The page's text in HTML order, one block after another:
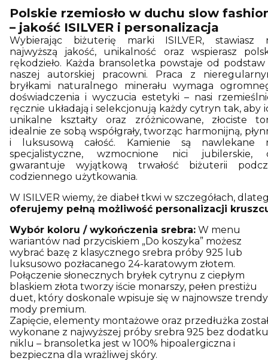
Polskie rzemiosło w duchu slow
– jakość ISILVER i personalizacja
Wybierając biżuterię marki ISILVER, stawiasz
najwyższą jakość, unikalność oraz wspierasz
rękodzieło. Każda bransoletka powstaje od
naszej autorskiej pracowni. Praca z
bryłkami naturalnego minerału wymaga
doświadczenia i wyczucia estetyki – nasi
ręcznie układają i selekcjonują każdy cytryn tak, aby
unikalne kształty oraz zróżnicowane, złociste
idealnie ze sobą współgrały, tworząc harmonijną,
i luksusową całość. Kamienie są nawlekane
specjalistyczne, wzmocnione nici jubilerskie,
gwarantuje wyjątkową trwałość biżuterii
codziennego użytkowania.
W ISILVER wiemy, że diabeł tkwi w szczegółach,
oferujemy pełną możliwość personalizacji
Wybór koloru / wykończenia srebra: W menu
wariantów nad przyciskiem „Do koszyka” możesz
wybrać bazę z klasycznego srebra próby 925 lub
luksusowo pozłacanego 24-karatowym złotem.
Połączenie słonecznych bryłek cytrynu z ciepłym
blaskiem złota tworzy iście monarszy, pełen prestiżu
duet, który doskonale wpisuje się w najnowsze trendy
mody premium.
Zapięcie, elementy montażowe oraz przedłużka
wykonane z najwyższej próby srebra 925 bez dodatku
niklu – bransoletka jest w 100% hipoalergiczna i
bezpieczna dla wrażliwej skóry.